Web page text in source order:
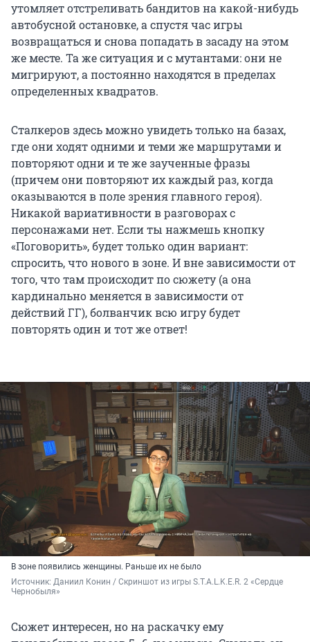
утомляет отстреливать бандитов на какой-нибудь
автобусной остановке, а спустя час игры
возвращаться и снова попадать в засаду на этом
же месте. Та же ситуация и с мутантами: они не
мигрируют, а постоянно находятся в пределах
определенных квадратов.
Сталкеров здесь можно увидеть только на базах,
где они ходят одними и теми же маршрутами и
повторяют одни и те же заученные фразы
(причем они повторяют их каждый раз, когда
оказываются в поле зрения главного героя).
Никакой вариативности в разговорах с
персонажами нет. Если ты нажмешь кнопку
«Поговорить», будет только один вариант:
спросить, что нового в зоне. И вне зависимости от
того, что там происходит по сюжету (а она
кардинально меняется в зависимости от
действий ГГ), болванчик всю игру будет
повторять один и тот же ответ!
В зоне появились женщины. Раньше их не было
Источник: Даниил Конин / Скриншот из игры S.T.A.L.K.E.R. 2 «Сердце
Чернобыля»
Сюжет интересен, но на раскачку ему